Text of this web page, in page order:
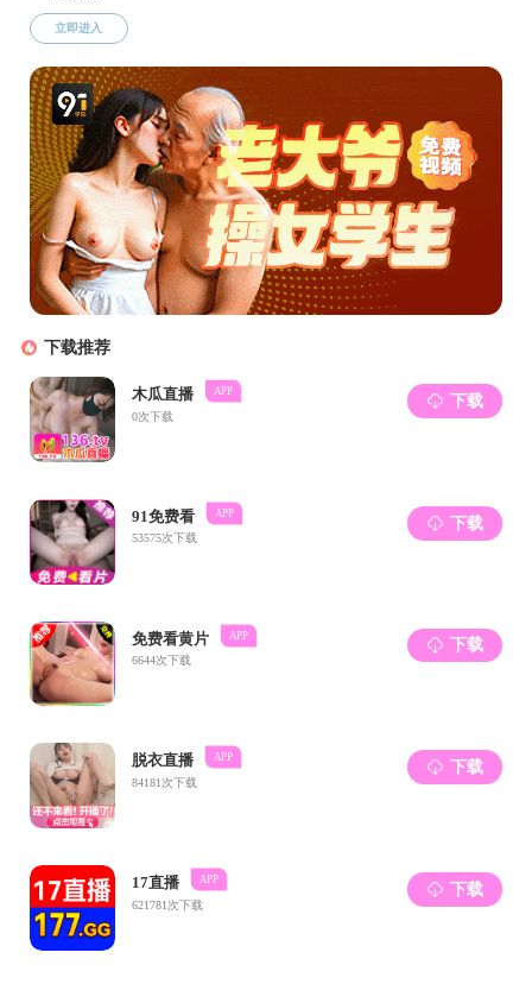
的岁月。活动
征精神内化于